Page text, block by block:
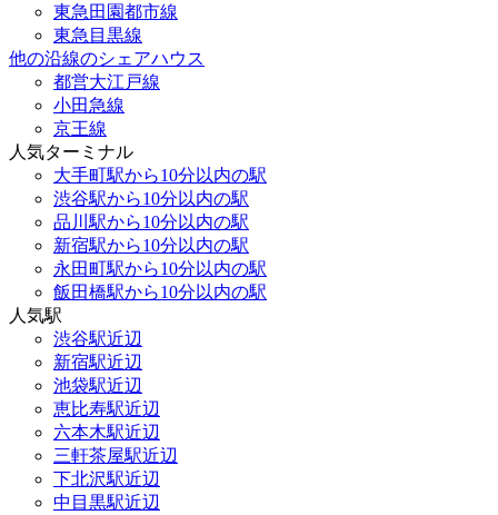
東急田園都市線
東急目黒線
他の沿線のシェアハウス
都営大江戸線
小田急線
京王線
人気ターミナル
大手町駅から10分以内の駅
渋谷駅から10分以内の駅
品川駅から10分以内の駅
新宿駅から10分以内の駅
永田町駅から10分以内の駅
飯田橋駅から10分以内の駅
人気駅
渋谷駅近辺
新宿駅近辺
池袋駅近辺
恵比寿駅近辺
六本木駅近辺
三軒茶屋駅近辺
下北沢駅近辺
中目黒駅近辺